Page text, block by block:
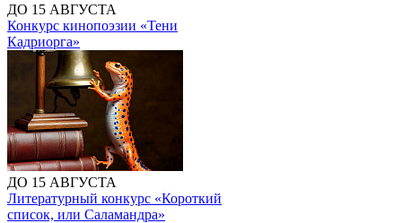
ДО 15 АВГУСТА
Конкурс кинопоэзии «Тени
Кадриорга»
ДО 15 АВГУСТА
Литературный конкурс «Короткий
список, или Саламандра»